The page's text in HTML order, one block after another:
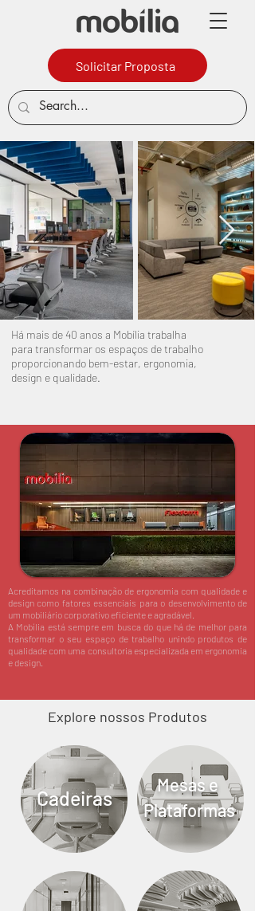
Solicitar Proposta
Há mais de 40 anos a Mobília trabalha
para transformar os espaços de trabalho
proporcionando bem-estar, ergonomia,
design e qualidade.
Acreditamos na combinação de ergonomia com qualidade e
design como fatores essenciais para o desenvolvimento de
um mobiliário corporativo eficiente e agradável.
A Mobília está sempre em busca do que há de melhor para
transformar o seu espaço de trabalho unindo produtos de
qualidade com uma consultoria especializada em ergonomia
e design.
Explore nossos Produtos
Cadeiras
Mesas e
Plataformas